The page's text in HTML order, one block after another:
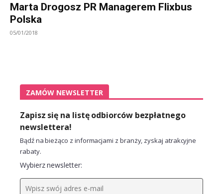
Marta Drogosz PR Managerem Flixbus
Polska
05/01/2018
ZAMÓW NEWSLETTER
Zapisz się na listę odbiorców bezpłatnego
newslettera!
Bądź na bieżąco z informacjami z branży, zyskaj atrakcyjne
rabaty.
Wybierz newsletter: